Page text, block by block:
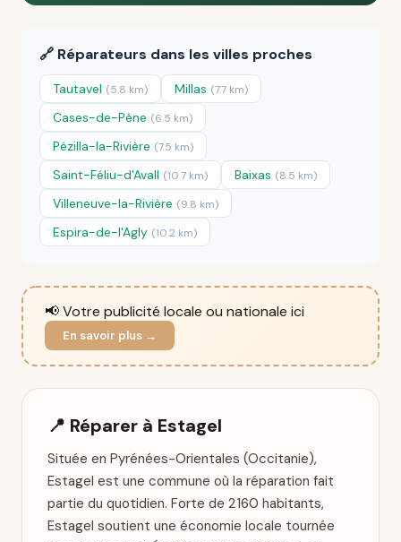
🔗 Réparateurs dans les villes proches
Tautavel (5.8 km) Millas (7.7 km)
Cases-de-Pène (6.5 km)
Pézilla-la-Rivière (7.5 km)
Saint-Féliu-d'Avall (10.7 km) Baixas (8.5 km)
Villeneuve-la-Rivière (9.8 km)
Espira-de-l'Agly (10.2 km)
📢 Votre publicité locale ou nationale ici
En savoir plus →
📍 Réparer à Estagel
Située en Pyrénées-Orientales (Occitanie),
Estagel est une commune où la réparation fait
partie du quotidien. Forte de 2 160 habitants,
Estagel soutient une économie locale tournée